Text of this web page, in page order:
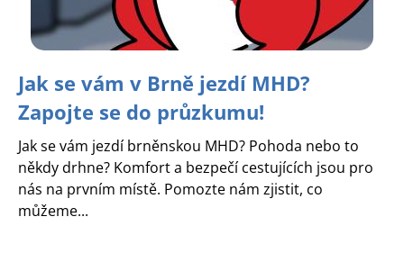
Jak se vám v Brně jezdí MHD?
Zapojte se do průzkumu!
Jak se vám jezdí brněnskou MHD? Pohoda nebo to
někdy drhne? Komfort a bezpečí cestujících jsou pro
nás na prvním místě. Pomozte nám zjistit, co
můžeme...